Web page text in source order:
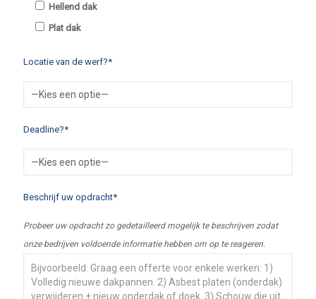
Hellend dak
Plat dak
Locatie van de werf?*
Deadline?*
Beschrijf uw opdracht*
Probeer uw opdracht zo gedetailleerd mogelijk te beschrijven zodat
onze bedrijven voldoende informatie hebben om op te reageren.